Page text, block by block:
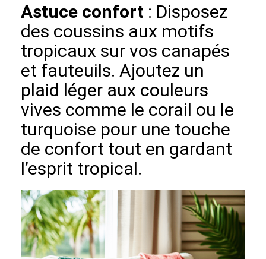
Astuce confort : Disposez
des coussins aux motifs
tropicaux sur vos canapés
et fauteuils. Ajoutez un
plaid léger aux couleurs
vives comme le corail ou le
turquoise pour une touche
de confort tout en gardant
l’esprit tropical.